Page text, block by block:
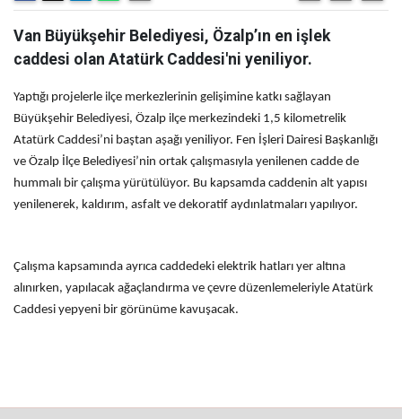
Van Büyükşehir Belediyesi, Özalp’ın en işlek
caddesi olan Atatürk Caddesi'ni yeniliyor.
Yaptığı projelerle ilçe merkezlerinin gelişimine katkı sağlayan
Büyükşehir Belediyesi, Özalp ilçe merkezindeki 1,5 kilometrelik
Atatürk Caddesi’ni baştan aşağı yeniliyor. Fen İşleri Dairesi Başkanlığı
ve Özalp İlçe Belediyesi’nin ortak çalışmasıyla yenilenen cadde de
hummalı bir çalışma yürütülüyor. Bu kapsamda caddenin alt yapısı
yenilenerek, kaldırım, asfalt ve dekoratif aydınlatmaları yapılıyor.
Çalışma kapsamında ayrıca caddedeki elektrik hatları yer altına
alınırken, yapılacak ağaçlandırma ve çevre düzenlemeleriyle Atatürk
Caddesi yepyeni bir görünüme kavuşacak.